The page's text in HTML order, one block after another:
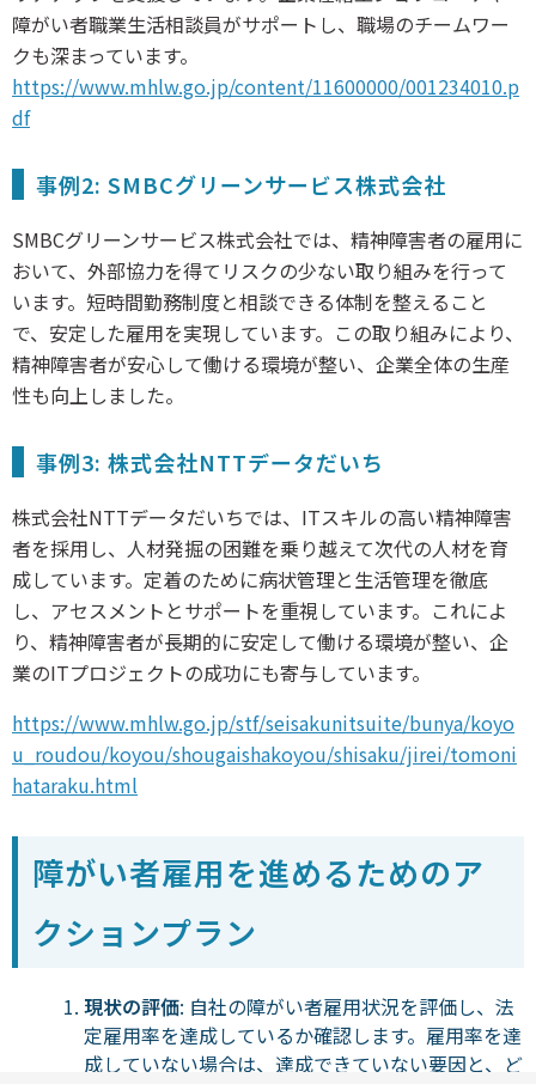
障がい者職業生活相談員がサポートし、職場のチームワー
クも深まっています。
https://www.mhlw.go.jp/content/11600000/001234010.p
df
事例2: SMBCグリーンサービス株式会社
SMBCグリーンサービス株式会社では、精神障害者の雇用に
おいて、外部協力を得てリスクの少ない取り組みを行って
います。短時間勤務制度と相談できる体制を整えること
で、安定した雇用を実現しています。この取り組みにより、
精神障害者が安心して働ける環境が整い、企業全体の生産
性も向上しました。
事例3: 株式会社NTTデータだいち
株式会社NTTデータだいちでは、ITスキルの高い精神障害
者を採用し、人材発掘の困難を乗り越えて次代の人材を育
成しています。定着のために病状管理と生活管理を徹底
し、アセスメントとサポートを重視しています。これによ
り、精神障害者が長期的に安定して働ける環境が整い、企
業のITプロジェクトの成功にも寄与しています。
https://www.mhlw.go.jp/stf/seisakunitsuite/bunya/koyo
u_roudou/koyou/shougaishakoyou/shisaku/jirei/tomoni
hataraku.html
障がい者雇用を進めるためのア
クションプラン
現状の評価: 自社の障がい者雇用状況を評価し、法
定雇用率を達成しているか確認します。雇用率を達
成していない場合は、達成できていない要因と、ど